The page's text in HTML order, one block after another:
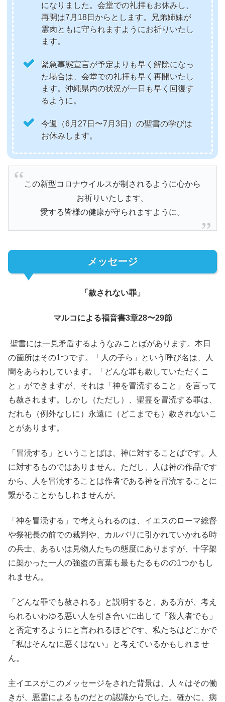
になりました。会堂での礼拝もお休みし、
再開は7月18日からとします。兄弟姉妹が
霊肉ともに守られますようにお祈りいたし
ます。
緊急事態宣言が予定よりも早く解除になっ
た場合は、会堂での礼拝も早く再開いたし
ます。沖縄県内の状況が一日も早く回復す
るように。
今週（6月27日〜7月3日）の聖書の学びは
お休みします。
この新型コロナウイルスが制されるように心から
お祈りいたします。
愛する皆様の健康が守られますように。
メッセージ
「赦されない罪」
マルコによる福音書3章28〜29節
聖書には一見矛盾するようなみことばがあります。本日
の箇所はその1つです。「人の子ら」という呼び名は、人
間をあらわしています。「どんな罪も赦していただくこ
と」ができますが、それは「神を冒涜すること」を言って
も赦されます。しかし（ただし）、聖霊を冒涜する罪は、
だれも（例外なしに）永遠に（どこまでも）赦されないこ
とがあります。
「冒涜する」ということばは、神に対することばです。人
に対するものではありません。ただし、人は神の作品です
から、人を冒涜することは作者である神を冒涜することに
繋がることかもしれませんが。
「神を冒涜する」で考えられるのは、イエスのローマ総督
や祭祀長の前での裁判や、カルバリに引かれていかれる時
の兵士、あるいは見物人たちの態度にありますが、十字架
に架かった一人の強盗の言葉も最もたるものの1つかもし
れません。
「どんな罪でも赦される」と説明すると、ある方が、考え
られるいわゆる悪い人を引き合いに出して「殺人者でも」
と否定するようにと言われるほどです。私たちはどこかで
「私はそんなに悪くはない」と考えているかもしれませ
ん。
主イエスがこのメッセージをされた背景は、人々はその働
きが、悪霊によるものだとの認識からでした。確かに、病